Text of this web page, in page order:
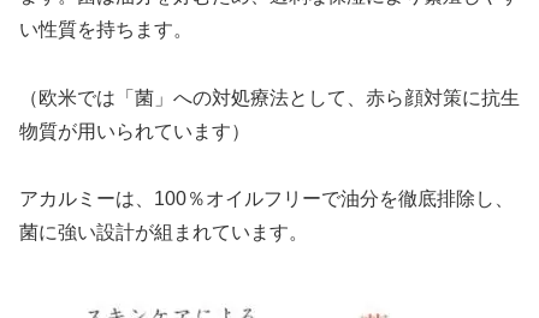
い性質を持ちます。
（欧米では「菌」への対処療法として、赤ら顔対策に抗生
物質が用いられています）
アカルミーは、100％オイルフリーで油分を徹底排除し、
菌に強い設計が組まれています。